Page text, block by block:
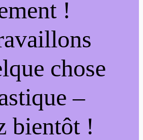
!
chose
–
bientôt !